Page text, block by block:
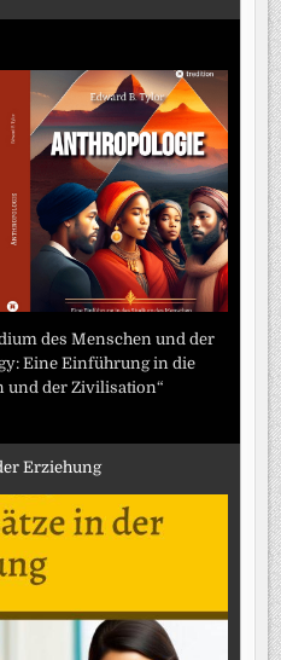
des Menschen und der
Eine Einführung in die
und der Zivilisation“
Erziehung